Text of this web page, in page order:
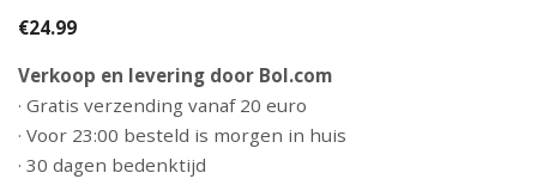
€24.99
Verkoop en levering door Bol.com
· Gratis verzending vanaf 20 euro
· Voor 23:00 besteld is morgen in huis
· 30 dagen bedenktijd